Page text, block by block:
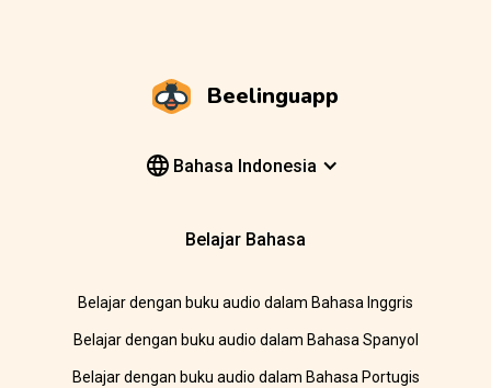
Beelinguapp
Bahasa Indonesia
Belajar Bahasa
Belajar dengan buku audio dalam Bahasa Inggris
Belajar dengan buku audio dalam Bahasa Spanyol
Belajar dengan buku audio dalam Bahasa Portugis